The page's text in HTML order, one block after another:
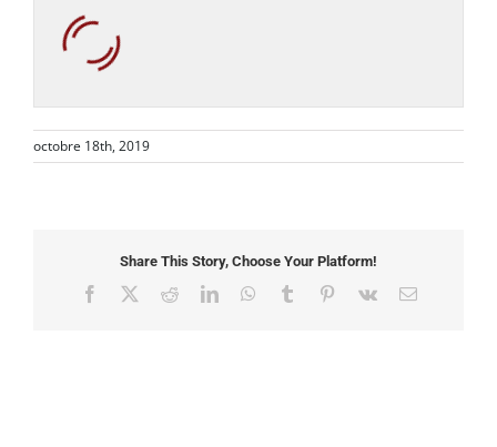
octobre 18th, 2019
Share This Story, Choose Your Platform!
Facebook RedditLinkedInWhatsApp
Tumblr Pinterest
Vk Email